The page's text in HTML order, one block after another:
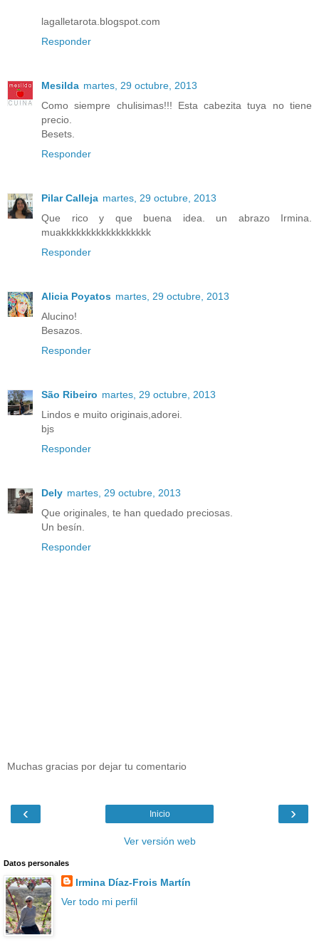
lagalletarota.blogspot.com
Responder
Mesilda martes, 29 octubre, 2013
Como siempre chulisimas!!! Esta cabezita tuya no tiene
precio.
Besets.
Responder
Pilar Calleja martes, 29 octubre, 2013
Que rico y que buena idea. un abrazo Irmina.
muakkkkkkkkkkkkkkkkkk
Responder
Alicia Poyatos martes, 29 octubre, 2013
Alucino!
Besazos.
Responder
São Ribeiro martes, 29 octubre, 2013
Lindos e muito originais,adorei.
bjs
Responder
Dely martes, 29 octubre, 2013
Que originales, te han quedado preciosas.
Un besín.
Responder
Muchas gracias por dejar tu comentario
‹ ›
Inicio
Ver versión web
Datos personales
Irmina Díaz-Frois Martín
Ver todo mi perfil